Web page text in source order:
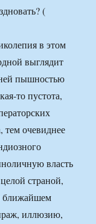
в этом
выглядит
пышностью
то пустота,
тем очевиднее
власть
страной,
ближайшем
иллюзию,